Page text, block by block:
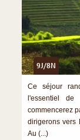
9J/8N
Ce séjour
l'essentiel
commencerez
dirigerons vers
Au (...)